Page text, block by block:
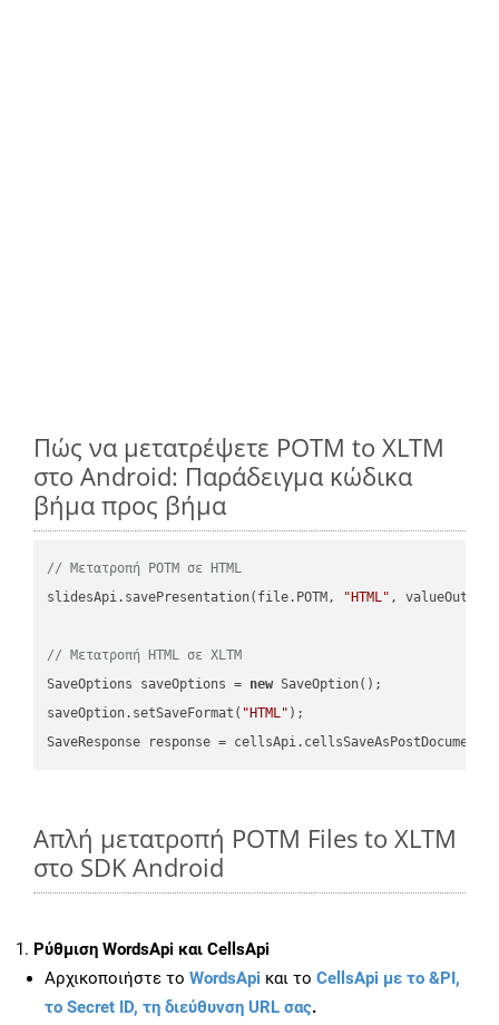
Πώς να μετατρέψετε POTM to XLTM
στο Android: Παράδειγμα κώδικα
βήμα προς βήμα
// Μετατροπή POTM σε HTML
slidesApi.savePresentation(file.POTM,
"HTML" ,
// Μετατροπή HTML σε XLTM
SaveOptions saveOptions = new SaveOption();
saveOption.setSaveFormat( "HTML" );
SaveResponse response =
Απλή μετατροπή POTM Files to XLTM
στο SDK Android
Ρύθμιση WordsApi και CellsApi
Αρχικοποιήστε το WordsApi και το CellsApi με το &PI,
το Secret ID, τη διεύθυνση URL σας.